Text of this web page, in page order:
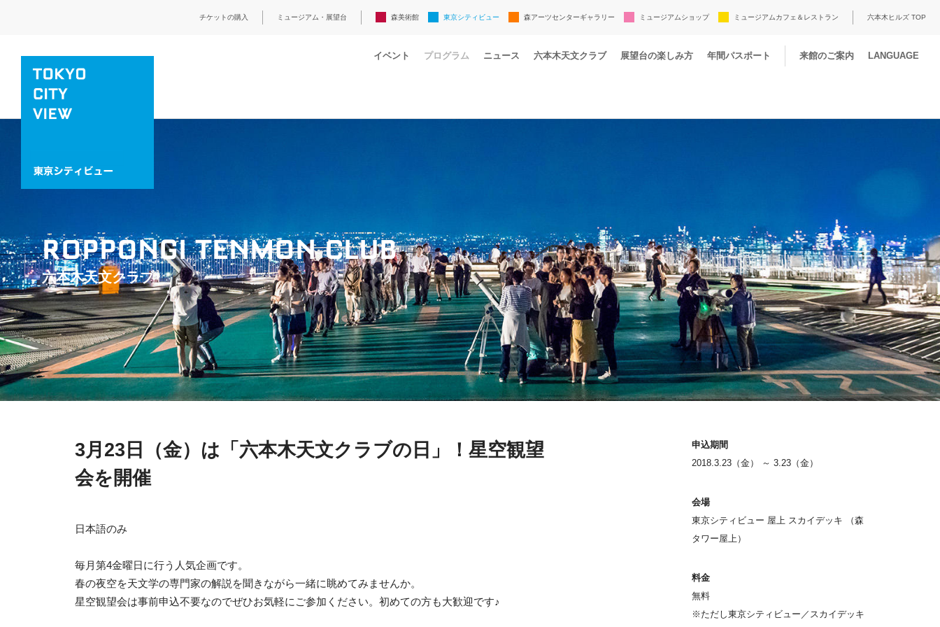
チケットの購入 ミュージアム・展望台 森美術館 東京シティビュー 森アーツセンターギャラリー ミュージアムショップ ミュージアムカフェ＆レストラン 六本木ヒルズ TOP
イベント プログラム ニュース 六本木天文クラブ 展望台の楽しみ方 年間パスポート 来館のご案内 LANGUAGE
ROPPONGI TENMON CLUB
六本木天文クラブ
3月23日（金）は「六本木天文クラブの日」！星空観望
会を開催
日本語のみ
毎月第4金曜日に行う人気企画です。
春の夜空を天文学の専門家の解説を聞きながら一緒に眺めてみませんか。
星空観望会は事前申込不要なのでぜひお気軽にご参加ください。初めての方も大歓迎です♪
申込期間
2018.3.23（金） ～ 3.23（金）
会場
東京シティビュー 屋上 スカイデッキ （森
タワー屋上）
料金
無料
※ただし東京シティビュー／スカイデッキ